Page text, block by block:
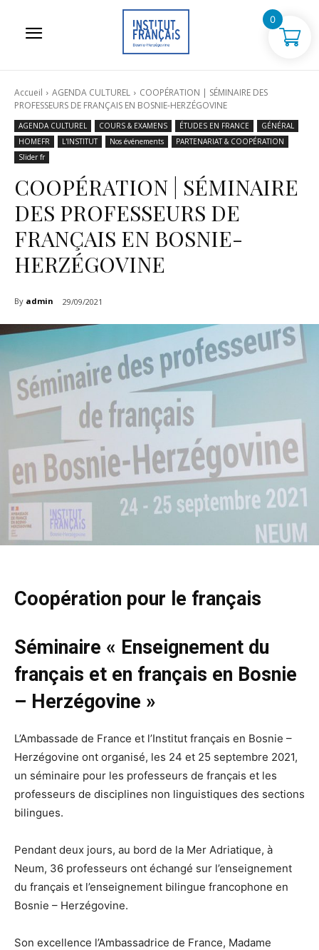
Accueil AGENDA CULTUREL
COOPÉRATION | SÉMINAIRE DES
PROFESSEURS DE FRANÇAIS EN BOSNIE-HERZÉGOVINE
AGENDA CULTUREL COURS & EXAMENS ÉTUDES EN FRANCE
GÉNÉRAL
HOMEFR
L'INSTITUT Nos événements
PARTENARIAT & COOPÉRATION
Slider fr
COOPÉRATION | SÉMINAIRE
DES PROFESSEURS DE
FRANÇAIS EN BOSNIE-
HERZÉGOVINE
By admin 29/09/2021
Coopération pour le français
Séminaire « Enseignement du
français et en français en Bosnie
– Herzégovine »
L’Ambassade de France et l’Institut français en Bosnie –
Herzégovine ont organisé, les 24 et 25 septembre 2021,
un séminaire pour les professeurs de français et les
professeurs de disciplines non linguistiques des sections
bilingues.
Pendant deux jours, au bord de la Mer Adriatique, à
Neum, 36 professeurs ont échangé sur l’enseignement
du français et l’enseignement bilingue francophone en
Bosnie – Herzégovine.
Son excellence l’Ambassadrice de France, Madame
0